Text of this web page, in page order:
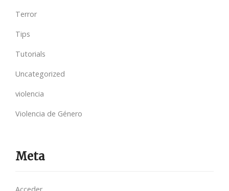
Terror
Tips
Tutorials
Uncategorized
violencia
Violencia de Género
Meta